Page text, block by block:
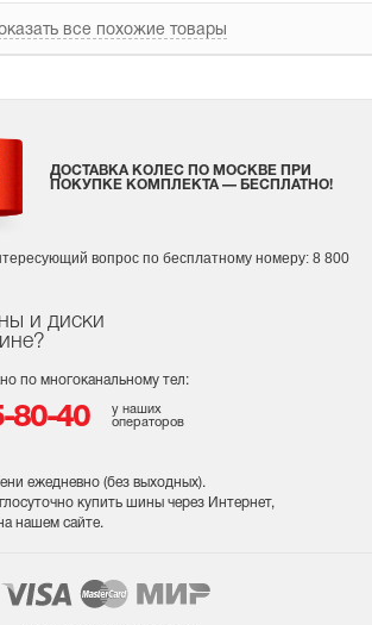
все похожие товары
и диски
по многоканальному тел:
80-40
у наших
операторов
ежедневно (без выходных).
купить шины через Интернет,
нашем сайте.
ДОСТАВКА КОЛЕС ПО МОСКВЕ ПРИ
ПОКУПКЕ КОМПЛЕКТА — БЕСПЛАТНО!
вопрос по бесплатному номеру: 8 800